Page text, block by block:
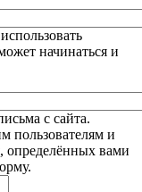
начинаться и
с сайта.
пользователям и
определённых вами